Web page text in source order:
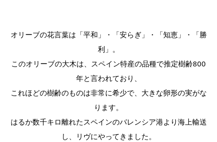
オリーブの花言葉は「平和」・「安らぎ」・「知恵」・「勝
利」。
このオリーブの大木は、スペイン特産の品種で推定樹齢800
年と言われており、
これほどの樹齢のものは非常に希少で、大きな卵形の実がな
ります。
はるか数千キロ離れたスペインのバレンシア港より海上輸送
し、リヴにやってきました。